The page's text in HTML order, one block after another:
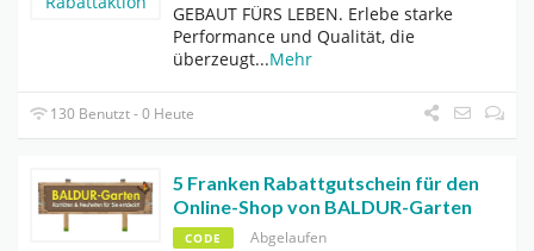
GEBAUT FÜRS LEBEN. Erlebe starke
Performance und Qualität, die
überzeugt...Mehr
130 Benutzt - 0 Heute
5 Franken Rabattgutschein für den
Online-Shop von BALDUR-Garten
CODE Abgelaufen